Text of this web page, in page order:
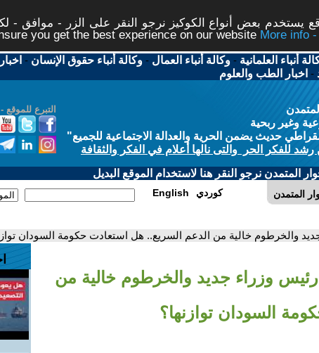
يستخدم بعض أنواع الكوكيز نرجو النقر على الزر - موافق -
you get the best experience on our website
أنباء العلمانية -وكالة أنباء العمال -وكالة أنباء حقوق الإنسان -
- اخبار الطب والعلوم
التبرع للموقع
وغير ربحية
حديث يضمن الحرية والعدالة الاجتماعية للجميع"
للفكر الحر والتى نالها أعلام في الفكر والثقافة
المتمدن نرجو النقر هنا لاستخدام الموقع البديل
المتمدن English كوردي
والخرطوم خالية من الدعم السريع.. هل استعادت حكومة السودان
وزراء جديد والخرطوم خالية من
السودان توازنها؟